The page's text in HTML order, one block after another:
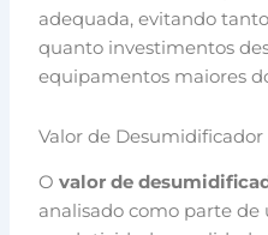
adequada, evitando
quanto investimentos
equipamentos maiores
Valor de
Ovalor de
analisado como parte